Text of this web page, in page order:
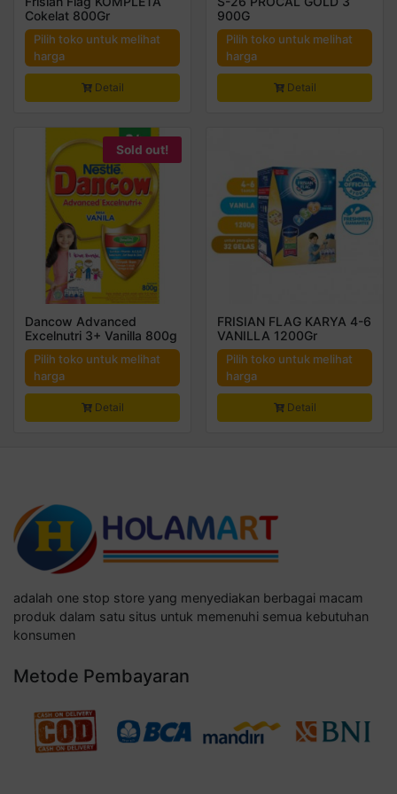
Cokelat 800Gr
Pilih toko untuk melihat
harga
Detail
900G
Pilih toko untuk melihat
harga
Detail
Sold out!
Dancow Advanced
Excelnutri 3+ Vanilla 800g
Pilih toko untuk melihat
harga
Detail
FRISIAN FLAG KARYA 4-6
VANILLA 1200Gr
Pilih toko untuk melihat
harga
Detail
adalah one stop store yang menyediakan berbagai macam
produk dalam satu situs untuk memenuhi semua kebutuhan
konsumen
Metode Pembayaran